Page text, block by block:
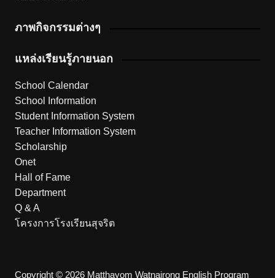
ภาพกิจกรรมต่างๆ
แหล่งเรียนรู้ภายนอก
School Calendar
School Information
Student Information System
Teacher Information System
Scholarship
Onet
Hall of Fame
Department
Q & A
โครงการโรงเรียนสุจริต
Copyright © 2026 Matthayom Watnairong English Program